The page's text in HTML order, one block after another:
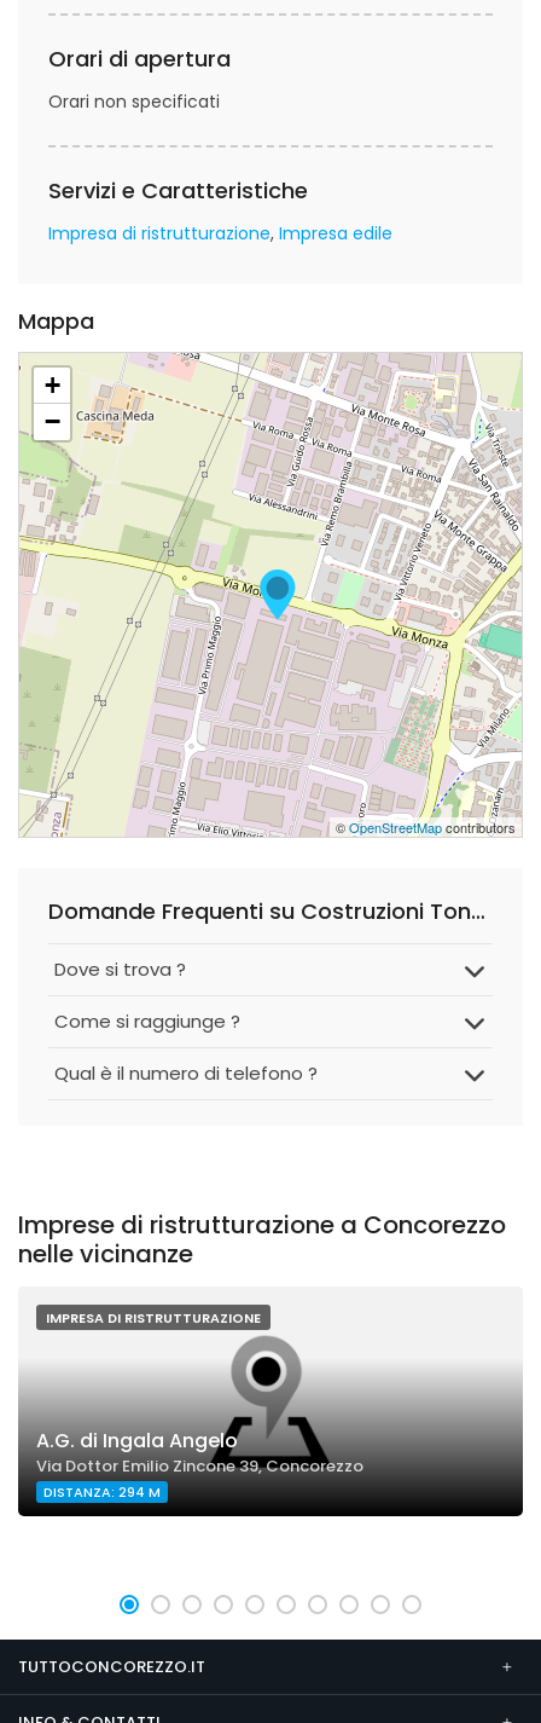
Orari di apertura
Orari non specificati
Servizi e Caratteristiche
Impresa di ristrutturazione Impresa edile
Mappa
+
−
©OpenStreetMapcontributors
Domande Frequenti su Costruzioni Tonale S.p.a.
Dove si trova ?
Come si raggiunge ?
Qual è il numero di telefono ?
Imprese di ristrutturazione a Concorezzo
nelle vicinanze
IMPRESA DI RISTRUTTURAZIONE
A.G. di Ingala Angelo
Via Dottor Emilio Zincone 39, Concorezzo
DISTANZA: 294 M
TUTTOCONCOREZZO.IT